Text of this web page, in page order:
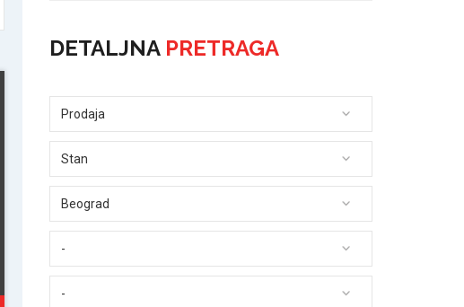
DETALJNAPRETRAGA
Prodaja
Stan
Beograd
-
-